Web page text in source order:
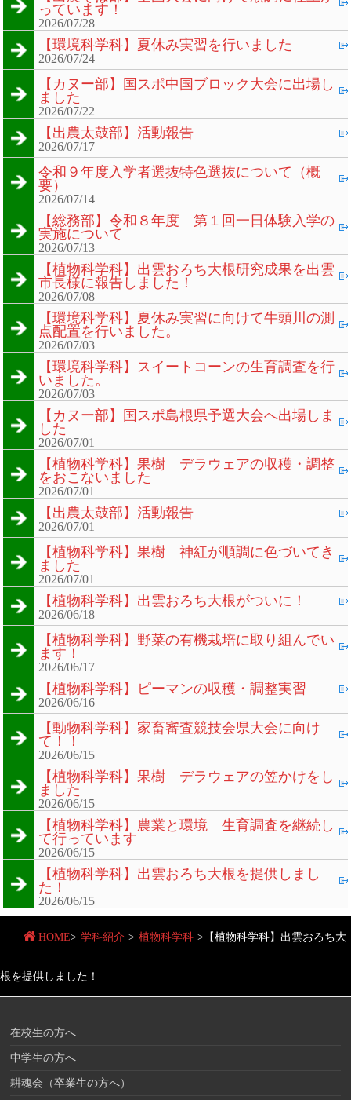
っています！
2026/07/28
【環境科学科】夏休み実習を行いました
2026/07/24
【カヌー部】国スポ中国ブロック大会に出場し
ました
2026/07/22
【出農太鼓部】活動報告
2026/07/17
令和９年度入学者選抜特色選抜について（概
要）
2026/07/14
【総務部】令和８年度 第１回一日体験入学の
実施について
2026/07/13
【植物科学科】出雲おろち大根研究成果を出雲
市長様に報告しました！
2026/07/08
【環境科学科】夏休み実習に向けて牛頭川の測
点配置を行いました。
2026/07/03
【環境科学科】スイートコーンの生育調査を行
いました。
2026/07/03
【カヌー部】国スポ島根県予選大会へ出場しま
した
2026/07/01
【植物科学科】果樹 デラウェアの収穫・調整
をおこないました
2026/07/01
【出農太鼓部】活動報告
2026/07/01
【植物科学科】果樹 神紅が順調に色づいてき
ました
2026/07/01
【植物科学科】出雲おろち大根がついに！
2026/06/18
【植物科学科】野菜の有機栽培に取り組んでい
ます！
2026/06/17
【植物科学科】ピーマンの収穫・調整実習
2026/06/16
【動物科学科】家畜審査競技会県大会に向け
て！！
2026/06/15
【植物科学科】果樹 デラウェアの笠かけをし
ました
2026/06/15
【植物科学科】農業と環境 生育調査を継続し
て行っています
2026/06/15
【植物科学科】出雲おろち大根を提供しまし
た！
2026/06/15
HOME> 学科紹介 > 植物科学科 > 【植物科学科】出雲おろち大
根を提供しました！
在校生の方へ
中学生の方へ
耕魂会（卒業生の方へ）